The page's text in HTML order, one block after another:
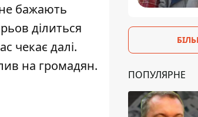
бажають
ділиться
чекає далі.
на громадян.
ПОПУЛЯРНЕ